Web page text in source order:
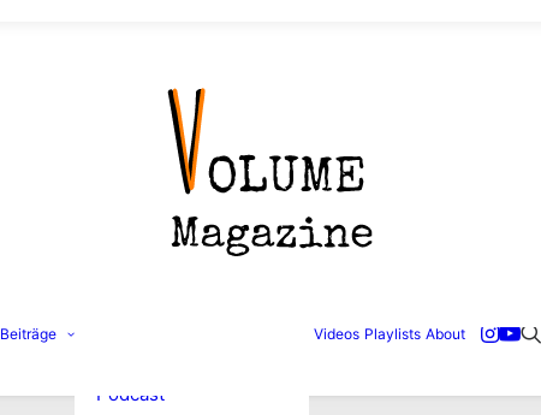
Beiträge
Podcast
Videos Playlists About